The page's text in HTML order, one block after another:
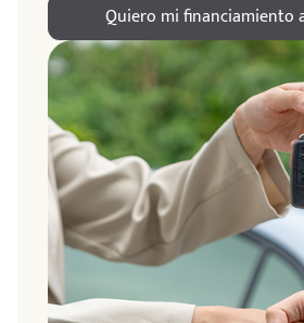
Quiero mi financiamiento